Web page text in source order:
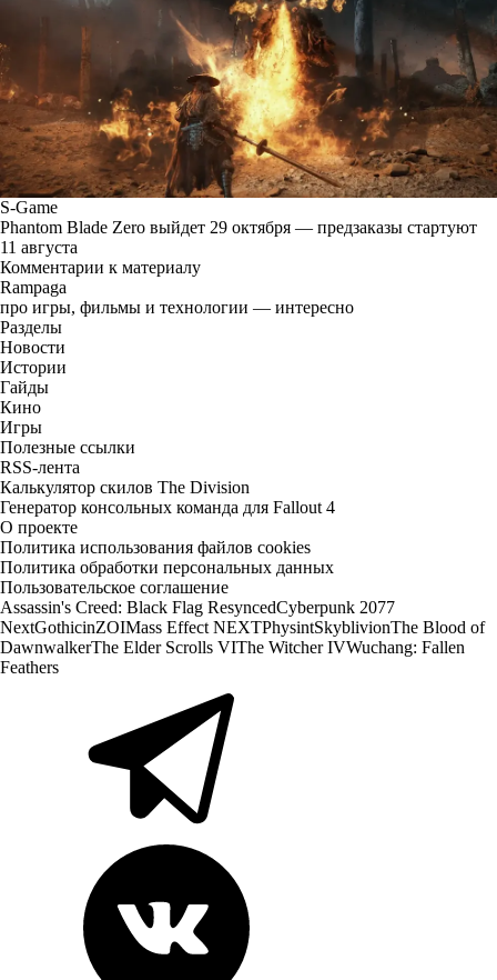
S-Game
Phantom Blade Zero выйдет 29 октября — предзаказы стартуют
11 августа
Комментарии к материалу
Rampaga
про игры, фильмы и технологии — интересно
Разделы
Новости
Истории
Гайды
Кино
Игры
Полезные ссылки
RSS-лента
Калькулятор скилов The Division
Генератор консольных команда для Fallout 4
О проекте
Политика использования файлов cookies
Политика обработки персональных данных
Пользовательское соглашение
Assassin's Creed: Black Flag ResyncedCyberpunk 2077
NextGothicinZOIMass Effect NEXTPhysintSkyblivionThe Blood of
DawnwalkerThe Elder Scrolls VIThe Witcher IVWuchang: Fallen
Feathers